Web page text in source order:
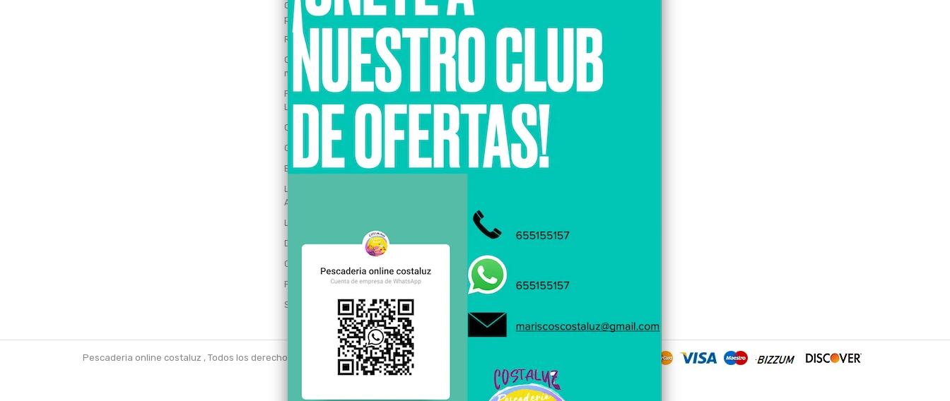
Oferta semanal de pescado y marisco
particulares
Revendedores de marisco
Ofertas a Restauración de pescados y
mariscos frescos:
Pescados y mariscos frescos directos de
Lonja
Comprar marisco a domicilio
Gamba blanca de Huelva conocela
El arte de cocer marisco
La mejor guía gastronómica según el
ABC
Lista de precios
Depuradora de marisco de Huelva
Como cocer marisco (crustáceos)
Formas de pesca en el litoral de Huelva
Seguridad alimentaria productos del mar
Pescaderia online costaluz , Todos los derechos reservados 2020@ COPYRIGHT